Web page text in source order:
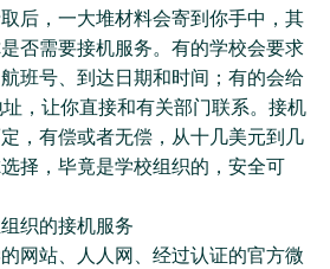
，一大堆材料会寄到你手中，其
否需要接机服务。有的学校会要求
班号、到达日期和时间；有的会给
，让你直接和有关部门联系。接机
，有偿或者无偿，从十几美元到几
择，毕竟是学校组织的，安全可
织的接机服务
站、人人网、经过认证的官方微